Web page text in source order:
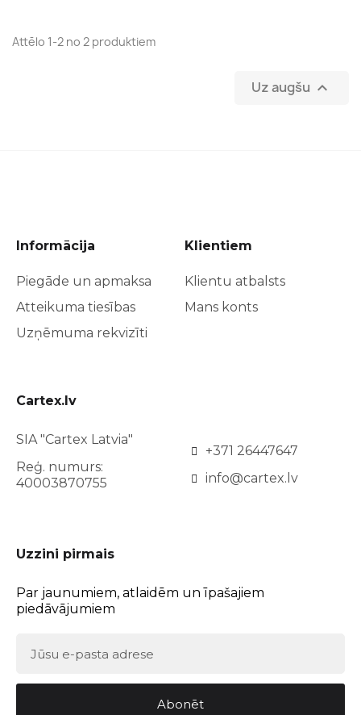
Attēlo 1-2 no 2 produktiem
Uz augšu 
Informācija
Piegāde un apmaksa
Atteikuma tiesības
Uzņēmuma rekvizīti
Klientiem
Klientu atbalsts
Mans konts
Cartex.lv
SIA "Cartex Latvia"
Reģ. numurs:
40003870755
+371 26447647
info@cartex.lv
Uzzini pirmais
Par jaunumiem, atlaidēm un īpašajiem
piedāvājumiem
Abonēt